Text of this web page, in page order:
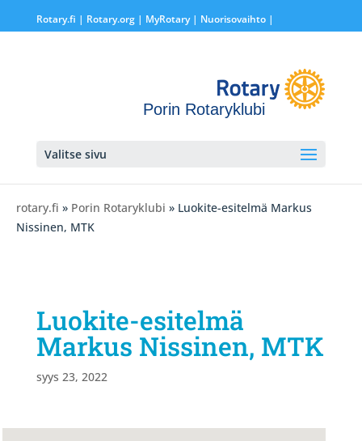
Rotary.fi | Rotary.org| MyRotary | Nuorisovaihto|
Porin Rotaryklubi
Valitse sivu
rotary.fi » Porin Rotaryklubi » Luokite-esitelmä Markus
Nissinen, MTK
Luokite-esitelmä
Markus Nissinen, MTK
syys 23, 2022